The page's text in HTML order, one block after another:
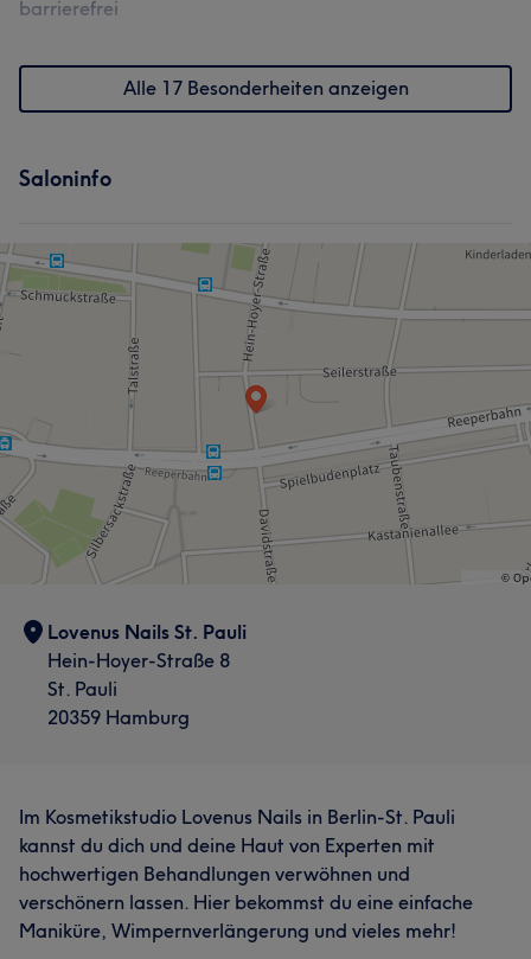
barrierefrei
Alle 17 Besonderheiten anzeigen
Saloninfo
Lovenus Nails St. Pauli
Hein-Hoyer-Straße 8
St. Pauli
20359 Hamburg
Im Kosmetikstudio Lovenus Nails in Berlin-St. Pauli
kannst du dich und deine Haut von Experten mit
hochwertigen Behandlungen verwöhnen und
verschönern lassen. Hier bekommst du eine einfache
Maniküre, Wimpernverlängerung und vieles mehr!